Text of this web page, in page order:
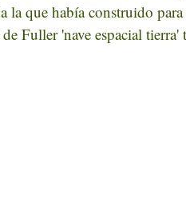
que había construido
Fuller 'nave espacial tierra'